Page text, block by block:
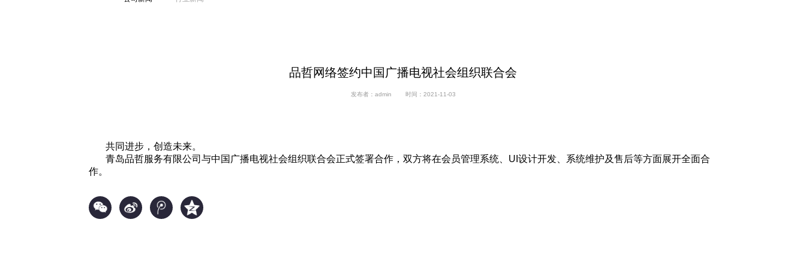
品哲网络签约中国广播电视社会组织联合会
发布者：admin 时间：2021-11-03
共同进步，创造未来。
青岛品哲服务有限公司与中国广播电视社会组织联合会正式签署合作，双方将在会员管理系统、UI设计开发、系统维护及售后等方面展开全面合
作。